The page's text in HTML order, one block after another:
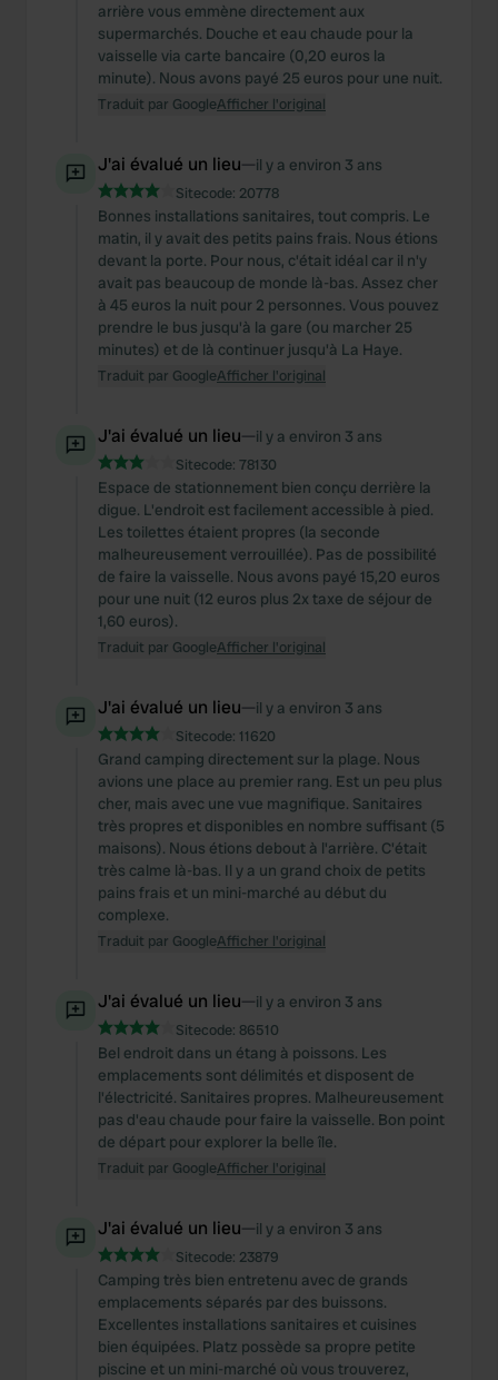
arrière vous emmène directement aux
supermarchés. Douche et eau chaude pour la
vaisselle via carte bancaire (0,20 euros la
minute). Nous avons payé 25 euros pour une nuit.
Traduit par GoogleAfficher l'original
J'ai évalué un lieu—il y a environ 3 ans
Sitecode: 20778
Bonnes installations sanitaires, tout compris. Le
matin, il y avait des petits pains frais. Nous étions
devant la porte. Pour nous, c'était idéal car il n'y
avait pas beaucoup de monde là-bas. Assez cher
à 45 euros la nuit pour 2 personnes. Vous pouvez
prendre le bus jusqu'à la gare (ou marcher 25
minutes) et de là continuer jusqu'à La Haye.
Traduit par GoogleAfficher l'original
J'ai évalué un lieu—il y a environ 3 ans
Sitecode: 78130
Espace de stationnement bien conçu derrière la
digue. L'endroit est facilement accessible à pied.
Les toilettes étaient propres (la seconde
malheureusement verrouillée). Pas de possibilité
de faire la vaisselle. Nous avons payé 15,20 euros
pour une nuit (12 euros plus 2x taxe de séjour de
1,60 euros).
Traduit par GoogleAfficher l'original
J'ai évalué un lieu—il y a environ 3 ans
Sitecode: 11620
Grand camping directement sur la plage. Nous
avions une place au premier rang. Est un peu plus
cher, mais avec une vue magnifique. Sanitaires
très propres et disponibles en nombre suffisant (5
maisons). Nous étions debout à l'arrière. C'était
très calme là-bas. Il y a un grand choix de petits
pains frais et un mini-marché au début du
complexe.
Traduit par GoogleAfficher l'original
J'ai évalué un lieu—il y a environ 3 ans
Sitecode: 86510
Bel endroit dans un étang à poissons. Les
emplacements sont délimités et disposent de
l'électricité. Sanitaires propres. Malheureusement
pas d'eau chaude pour faire la vaisselle. Bon point
de départ pour explorer la belle île.
Traduit par GoogleAfficher l'original
J'ai évalué un lieu—il y a environ 3 ans
Sitecode: 23879
Camping très bien entretenu avec de grands
emplacements séparés par des buissons.
Excellentes installations sanitaires et cuisines
bien équipées. Platz possède sa propre petite
piscine et un mini-marché où vous trouverez,